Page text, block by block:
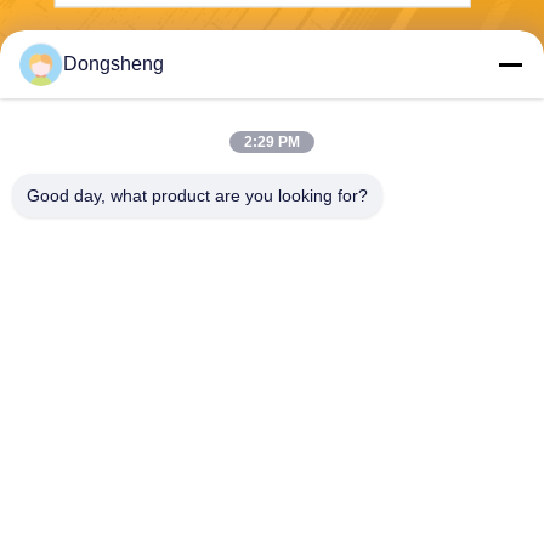
Dongsheng
2:29 PM
Good day, what product are you looking for?